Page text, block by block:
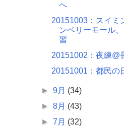
へ
20151003：スイミ
ンベリーモール
習
20151002：夜練@
20151001：都民の
►9月 (34)
►8月 (43)
►7月 (32)